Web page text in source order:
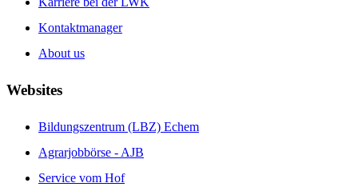
Kontaktmanager
About us
Websites
Bildungszentrum (LBZ) Echem
Agrarjobbörse - AJB
Service vom Hof